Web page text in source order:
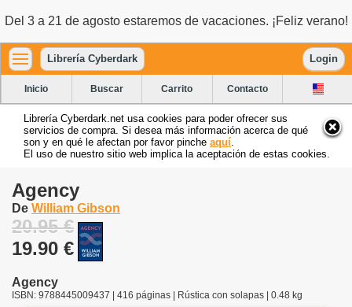
Del 3 a 21 de agosto estaremos de vacaciones. ¡Feliz verano!
Librería Cyberdark Login
Inicio Buscar Carrito Contacto
Librería Cyberdark.net usa cookies para poder ofrecer sus
servicios de compra. Si desea más información acerca de qué
son y en qué le afectan por favor pinche aquí
El uso de nuestro sitio web implica la aceptación de estas cookies.
Agency
De William Gibson
20.95 €
19.90 €
Agency
ISBN: 9788445009437 | 416 páginas | Rústica con solapas | 0.48 kg